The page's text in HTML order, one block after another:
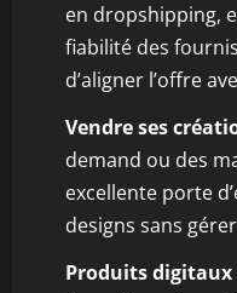
en dropshipping,
fiabilité des
d’aligner l’offre
Vendre ses
demand ou des
excellente porte
designs sans
Produits digitaux